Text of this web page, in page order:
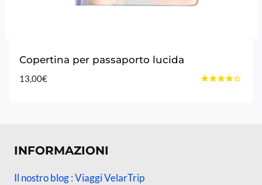
Copertina per passaporto lucida
13,00€
INFORMAZIONI
Il nostro blog : Viaggi VelarTrip